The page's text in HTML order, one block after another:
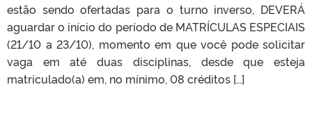
estão sendo ofertadas para o turno inverso, DEVERÁ
aguardar o início do período de MATRÍCULAS ESPECIAIS
(21/10 a 23/10), momento em que você pode solicitar
vaga em até duas disciplinas, desde que esteja
matriculado(a) em, no mínimo, 08 créditos […]